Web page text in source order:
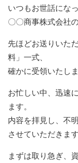
いつもお世話にな
〇〇商事株式会社
先ほどお送りいた
料」一式、
確かに受領いたしま
お忙しい中、迅速
ます。
内容を拝見し、不
させていただきます
まずは取り急ぎ、